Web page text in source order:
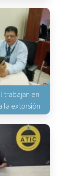
trabajan en
la extorsión